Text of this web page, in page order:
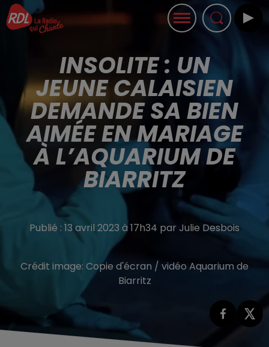
INSOLITE : UN
JEUNE CALAISIEN
DEMANDE SA BIEN
AIMÉE EN MARIAGE
À L’AQUARIUM DE
BIARRITZ
Publié : 13 avril 2023 à 17h34 par Julie Desbois
Crédit image: Copie d'écran / vidéo Aquarium de
Biarritz